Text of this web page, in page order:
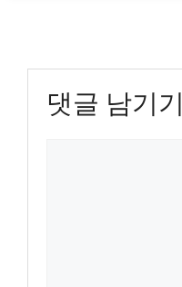
댓글 남기기